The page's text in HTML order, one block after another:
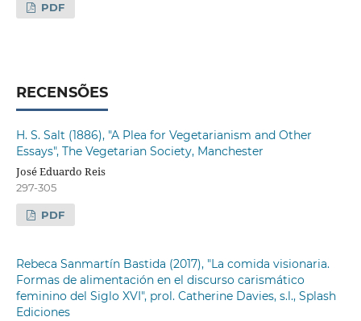
PDF
RECENSÕES
H. S. Salt (1886), "A Plea for Vegetarianism and Other
Essays", The Vegetarian Society, Manchester
José Eduardo Reis
297-305
PDF
Rebeca Sanmartín Bastida (2017), "La comida visionaria.
Formas de alimentación en el discurso carismático
feminino del Siglo XVI", prol. Catherine Davies, s.l., Splash
Ediciones